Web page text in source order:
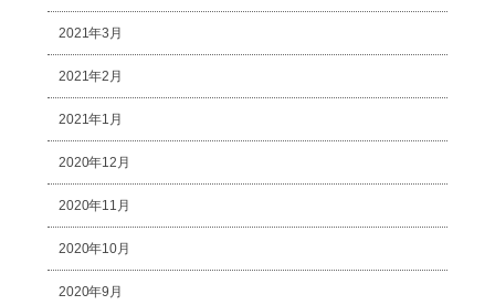
2021年3月
2021年2月
2021年1月
2020年12月
2020年11月
2020年10月
2020年9月